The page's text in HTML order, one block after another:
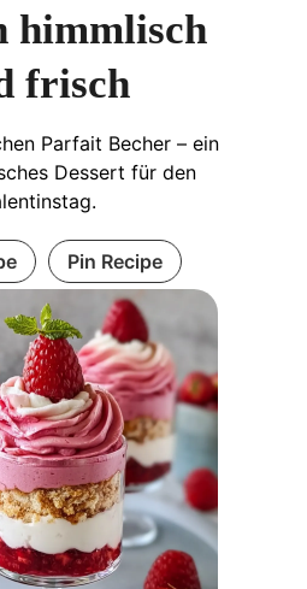
himmlisch
frisch
Parfait Becher – ein
Dessert für den
Pin Recipe